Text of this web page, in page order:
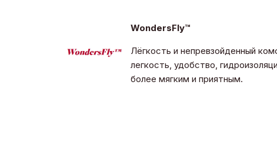
WondersFly™
Лёгкость и непревзойденный
легкость, удобство,
более мягким и приятным.